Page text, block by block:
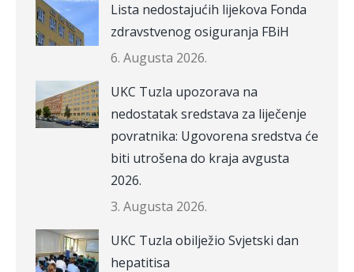
Lista nedostajućih lijekova Fonda
zdravstvenog osiguranja FBiH
6. Augusta 2026.
UKC Tuzla upozorava na
nedostatak sredstava za liječenje
povratnika: Ugovorena sredstva će
biti utrošena do kraja avgusta
2026.
3. Augusta 2026.
UKC Tuzla obilježio Svjetski dan
hepatitisa